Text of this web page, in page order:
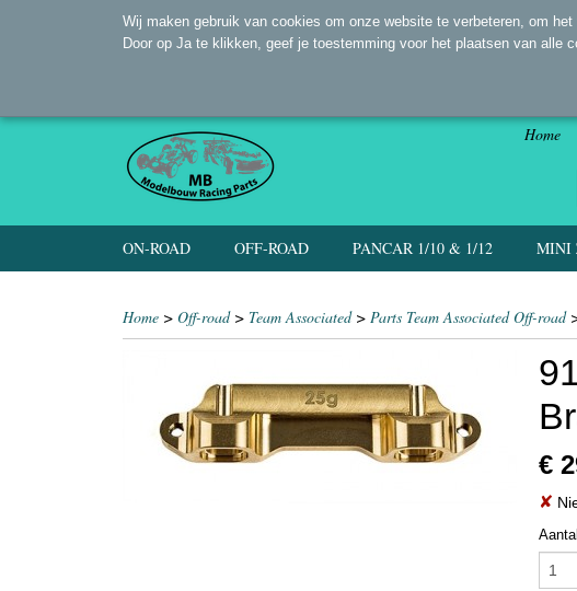
Home
ON-ROAD OFF-ROAD PANCAR 1/10 & 1/12 MINI
Home > Off-road> Team Associated> Parts Team Associated Off-road
€
✘
Aantal
Wij maken gebruik van cookies om onze website te verbeteren, om
Door op Ja te klikken, geef je toestemming voor het plaatsen van alle